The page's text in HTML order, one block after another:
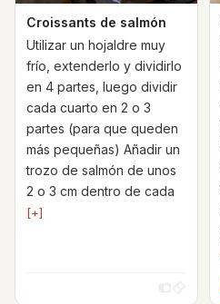
Croissants de salmón
Utilizar un hojaldre muy
frío, extenderlo y dividirlo
en 4 partes, luego dividir
cada cuarto en 2 o 3
partes (para que queden
más pequeñas) Añadir un
trozo de salmón de unos
2 o 3 cm dentro de cada
[+]